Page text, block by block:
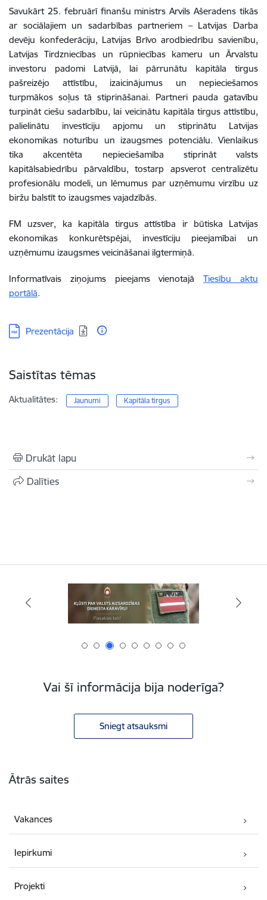
Savukārt 25. februārī finanšu ministrs Arvils Ašeradens tikās
ar sociālajiem un sadarbības partneriem – Latvijas Darba
devēju konfederāciju, Latvijas Brīvo arodbiedrību savienību,
Latvijas Tirdzniecības un rūpniecības kameru un Ārvalstu
investoru padomi Latvijā, lai pārrunātu kapitāla tirgus
pašreizējo attīstību, izaicinājumus un nepieciešamos
turpmākos soļus tā stiprināšanai. Partneri pauda gatavību
turpināt ciešu sadarbību, lai veicinātu kapitāla tirgus attīstību,
palielinātu investīciju apjomu un stiprinātu Latvijas
ekonomikas noturību un izaugsmes potenciālu. Vienlaikus
tika akcentēta nepieciešamība stiprināt valsts
kapitālsabiedrību pārvaldību, tostarp apsverot centralizētu
profesionālu modeli, un lēmumus par uzņēmumu virzību uz
biržu balstīt to izaugsmes vajadzībās.
FM uzsver, ka kapitāla tirgus attīstība ir būtiska Latvijas
ekonomikas konkurētspējai, investīciju pieejamībai un
uzņēmumu izaugsmes veicināšanai ilgtermiņā.
Informatīvais ziņojums pieejams vienotajāTiesību aktu
portālā.
Lejupielādēt:
Prezentācija
Saistītas tēmas
Aktualitātes: Jaunumi Kapitāla tirgus
Drukāt lapu
Dalīties
Vai šī informācija bija noderīga?
Sniegt atsauksmi
Ātrās saites
Vakances
Iepirkumi
Projekti